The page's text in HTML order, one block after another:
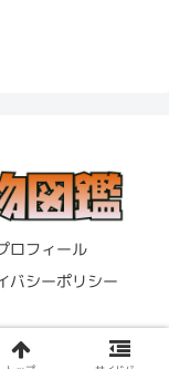
ロフィール
バシーポリシー
.